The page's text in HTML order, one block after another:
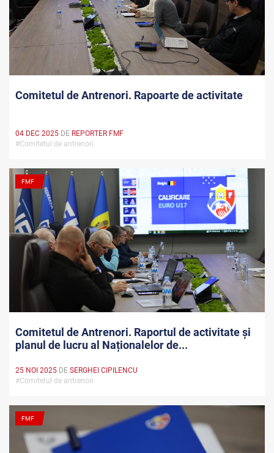
Comitetul de Antrenori. Rapoarte de activitate
04 DEC 2025 DE REPORTER FMF
#Comitetul de antrenori
FMF
Comitetul de Antrenori. Raportul de activitate și
planul de lucru al Naționalelor de...
25 NOI 2025 DE SERGHEI CIPILENCU
#Comitetul de antrenori
FMF